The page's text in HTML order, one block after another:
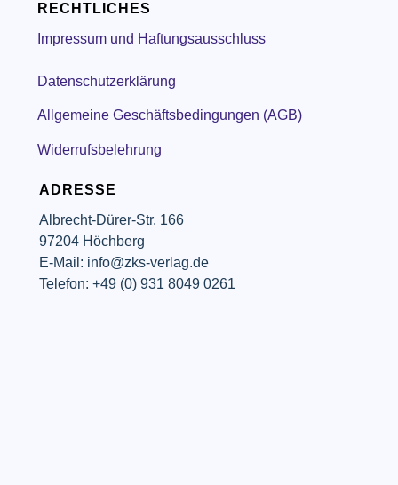
ADRESSE
Albrecht-Dürer-Str. 166
97204 Höchberg
E-Mail: info@zks-verlag.de
Telefon: +49 (0) 931 8049 0261
RECHTLICHES
Impressum und Haftungsausschluss
Datenschutzerklärung
Allgemeine Geschäftsbedingungen (AGB)
Widerrufsbelehrung